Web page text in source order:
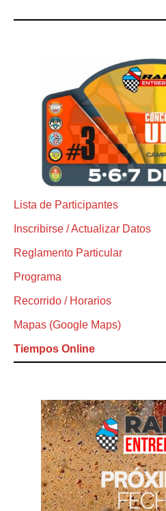
Lista de Participantes
Inscribirse / Actualizar Datos
Reglamento Particular
Programa
Recorrido / Horarios
Mapas (Google Maps)
Tiempos Online